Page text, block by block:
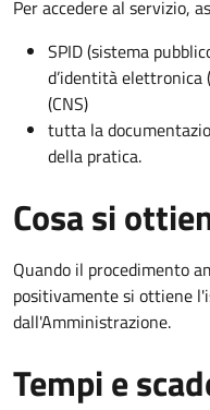
Per accedere al servizio,
SPID (sistema
d’identità elettronica
(CNS)
tutta la
della pratica.
Cosa si
Quando il procedimento
positivamente si ottiene
dall'Amministrazione.
Tempi e